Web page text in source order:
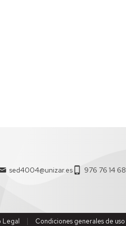
sed4004@unizar.es 976 76 14 68
Legal Condiciones generales de uso